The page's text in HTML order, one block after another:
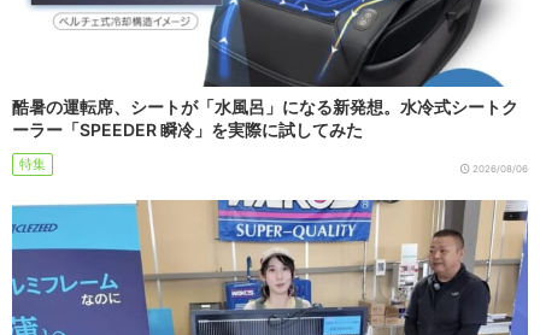
酷暑の運転席、シートが「水風呂」になる新発想。水冷式シートク
ーラー「SPEEDER 瞬冷」を実際に試してみた
特集 2026/08/06